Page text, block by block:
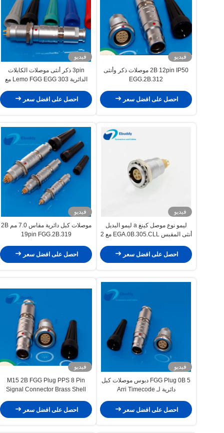
فيديو
2B 12pin IP50 موصلات ذكر وأنثى
EGG.2B.312
احصل على افضل سعر
فيديو
3pin ذكر أنثى موصلات الكابلات
الدائرية Lemo FGG EGG 303 مع
احصل على افضل سعر
فيديو
ليمو نوع موصل كينغ a ليمو البديل
أنثى المقبس EGA.0B.305.CLL مع 2
احصل على افضل سعر
فيديو
موصلات كبل دائرية مقاس 7.0 مم 2B
19pin FGG.2B.319
احصل على افضل سعر
فيديو
FGG Plug 0B 5 دبوس موصلات كبل
دائرية لـ Arri Timecode
احصل على افضل سعر
فيديو
M15 2B FGG Plug PPS 8 Pin
Signal Connector Brass Shell
احصل على افضل سعر